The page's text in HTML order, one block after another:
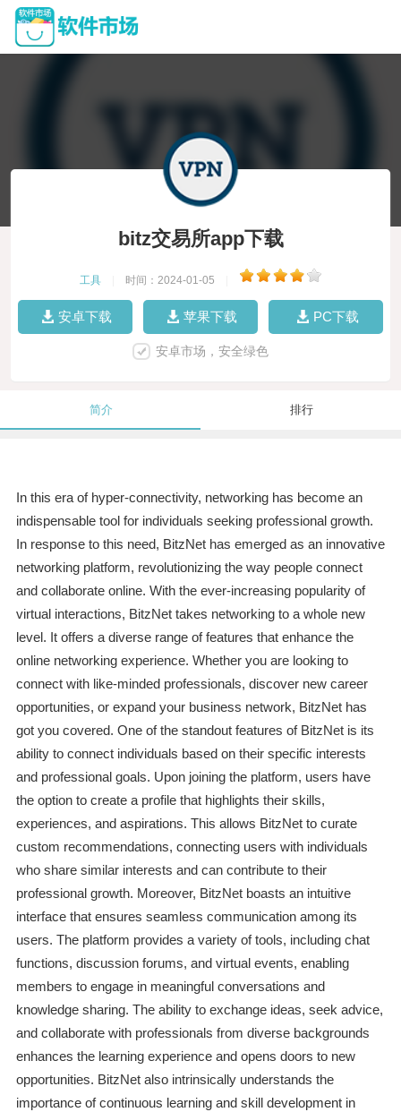
bitz交易所app下载
工具 时间：2024-01-05
安卓下载 苹果下载 PC下载
安卓市场，安全绿色
简介 排行
In this era of hyper-connectivity, networking has become an
indispensable tool for individuals seeking professional growth.
In response to this need, BitzNet has emerged as an innovative
networking platform, revolutionizing the way people connect
and collaborate online. With the ever-increasing popularity of
virtual interactions, BitzNet takes networking to a whole new
level. It offers a diverse range of features that enhance the
online networking experience. Whether you are looking to
connect with like-minded professionals, discover new career
opportunities, or expand your business network, BitzNet has
got you covered. One of the standout features of BitzNet is its
ability to connect individuals based on their specific interests
and professional goals. Upon joining the platform, users have
the option to create a profile that highlights their skills,
experiences, and aspirations. This allows BitzNet to curate
custom recommendations, connecting users with individuals
who share similar interests and can contribute to their
professional growth. Moreover, BitzNet boasts an intuitive
interface that ensures seamless communication among its
users. The platform provides a variety of tools, including chat
functions, discussion forums, and virtual events, enabling
members to engage in meaningful conversations and
knowledge sharing. The ability to exchange ideas, seek advice,
and collaborate with professionals from diverse backgrounds
enhances the learning experience and opens doors to new
opportunities. BitzNet also intrinsically understands the
importance of continuous learning and skill development in